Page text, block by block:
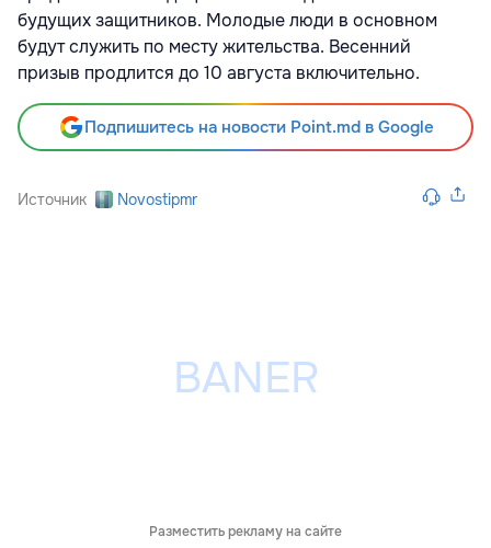
будущих защитников. Молодые люди в основном
будут служить по месту жительства. Весенний
призыв продлится до 10 августа включительно.
Подпишитесь на новости Point.md в Google
Источник Novostipmr
Разместить рекламу на сайте